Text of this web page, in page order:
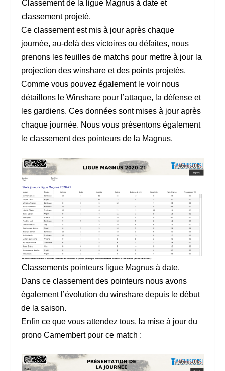
Classement de la ligue Magnus à date et
classement projeté.
Ce classement est mis à jour après chaque
journée, au-delà des victoires ou défaites, nous
prenons les feuilles de matchs pour mettre à jour la
projection des winshare et des points projetés.
Comme vous pouvez également le voir nous
détaillons le Winshare pour l’attaque, la défense et
les gardiens. Ces données sont mises à jour après
chaque journée. Nous vous présentons également
le classement des pointeurs de la Magnus.
Classements pointeurs ligue Magnus à date.
Dans ce classement des pointeurs nous avons
également l’évolution du winshare depuis le début
de la saison.
Enfin ce que vous attendez tous, la mise à jour du
prono Camembert pour ce match :